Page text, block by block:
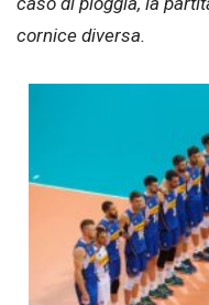
cornice diversa.